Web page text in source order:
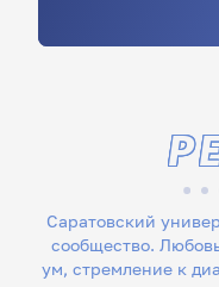
Саратовский
сообщество.
ум, стремление к диалогу, системность и трудолюбие